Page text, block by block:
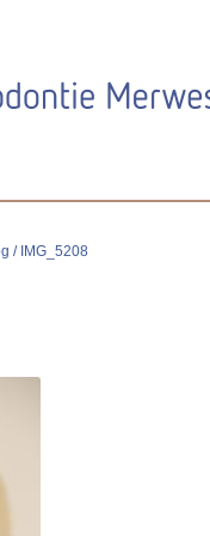
/ IMG_5208